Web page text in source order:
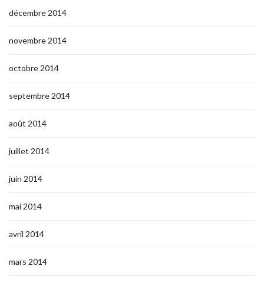
décembre 2014
novembre 2014
octobre 2014
septembre 2014
août 2014
juillet 2014
juin 2014
mai 2014
avril 2014
mars 2014